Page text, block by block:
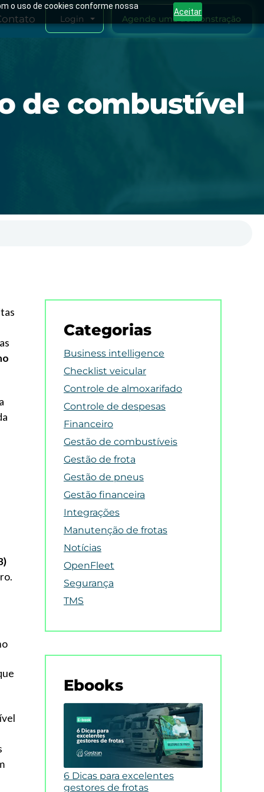
o uso de cookies conforme nossa
Aceitar
Login Agende uma demonstração
de combustível
Categorias
Business intelligence
Checklist veicular
Controle de almoxarifado
Controle de despesas
Financeiro
Gestão de combustíveis
Gestão de frota
Gestão de pneus
Gestão financeira
Integrações
Manutenção de frotas
Notícias
OpenFleet
Segurança
TMS
Ebooks
6 Dicas para excelentes
gestores de frotas